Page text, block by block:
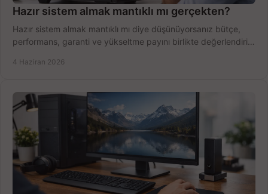
Hazır sistem almak mantıklı mı gerçekten?
Hazır sistem almak mantıklı mı diye düşünüyorsanız bütçe,
performans, garanti ve yükseltme payını birlikte değerlendirin,
4 Haziran 2026